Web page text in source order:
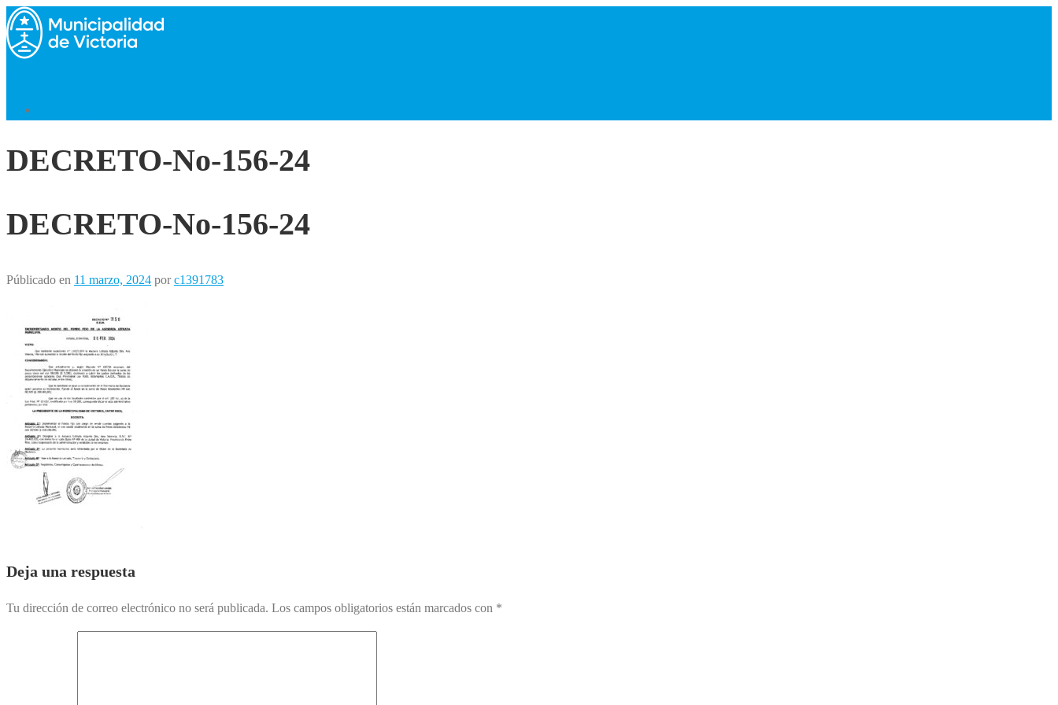
Saltar
al
contenido
DECRETO-No-156-24
DECRETO-No-156-24
Públicado en 11 marzo, 2024 porc1391783
Deja una respuesta
Tu dirección de correo electrónico no será publicada. Los campos obligatorios están marcados con *